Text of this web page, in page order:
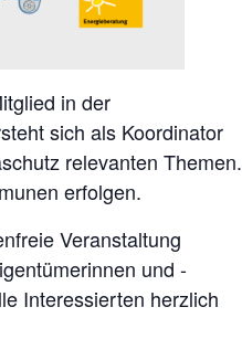
in der
sich als Koordinator
relevanten Themen.
erfolgen.
Veranstaltung
und -
Interessierten herzlich